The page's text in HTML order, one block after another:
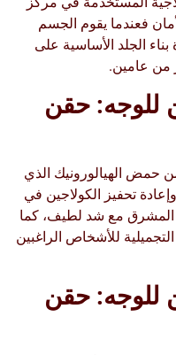
فعندما يقوم الجسم
الجلد الأساسية على
من عامين.
حقن
حمض الهيالورونيك الذي
تحفيز الكولاجين في
المشرق مع شد لطيف، كما
للأشخاص الراغبين
حقن